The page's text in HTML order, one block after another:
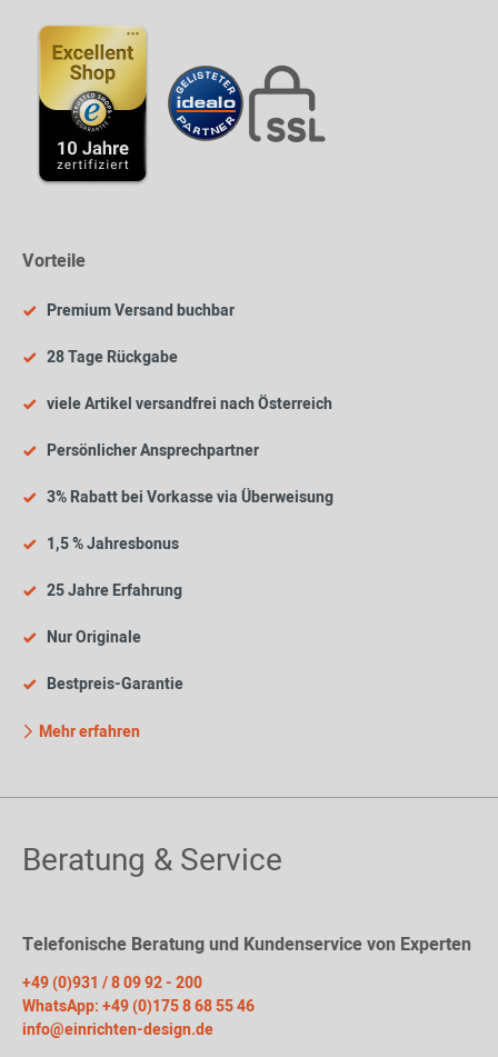
Vorteile
Premium Versand buchbar
28 Tage Rückgabe
viele Artikel versandfrei nach Österreich
Persönlicher Ansprechpartner
3% Rabatt bei Vorkasse via Überweisung
1,5 % Jahresbonus
25 Jahre Erfahrung
Nur Originale
Bestpreis-Garantie
Mehr erfahren
Beratung & Service
Telefonische Beratung und Kundenservice von Experten
+49 (0)931 / 8 09 92 - 200
WhatsApp: +49 (0)175 8 68 55 46
info@einrichten-design.de